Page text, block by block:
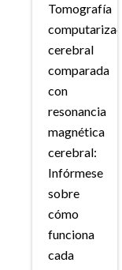
Tomografía
computarizada
cerebral
comparada
con
resonancia
magnética
cerebral:
Infórmese
sobre
cómo
funciona
cada